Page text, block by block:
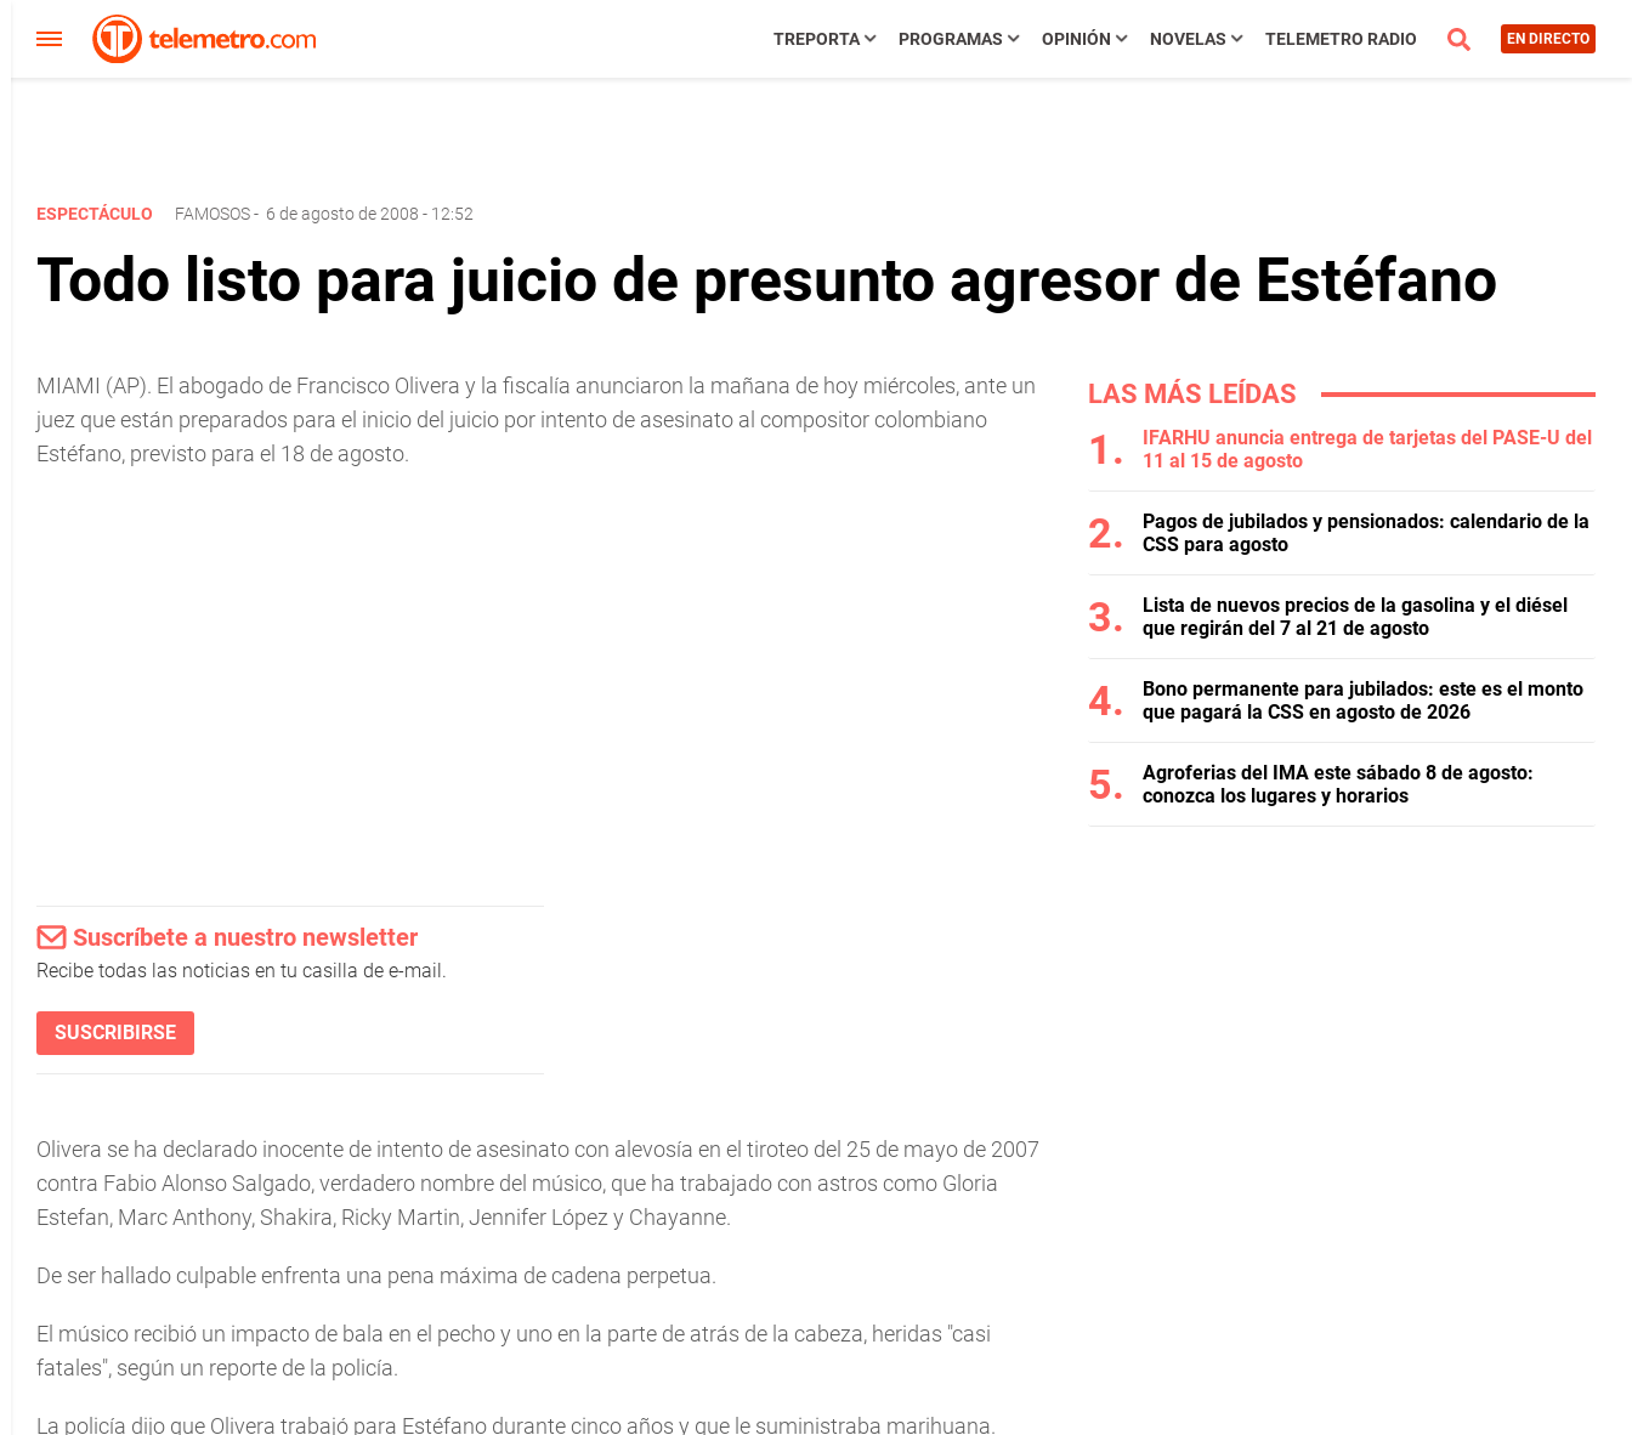
TREPORTA PROGRAMAS OPINIÓN NOVELAS TELEMETRO RADIO EN DIRECTO
ESPECTÁCULO FAMOSOS- 6 de agosto de 2008 - 12:52
Todo listo para juicio de presunto agresor de Estéfano
MIAMI (AP). El abogado de Francisco Olivera y la fiscalía anunciaron la mañana de hoy miércoles, ante un
juez que están preparados para el inicio del juicio por intento de asesinato al compositor colombiano
Estéfano, previsto para el 18 de agosto.
Suscríbete a nuestro newsletter
Recibe todas las noticias en tu casilla de e-mail.
SUSCRIBIRSE
Olivera se ha declarado inocente de intento de asesinato con alevosía en el tiroteo del 25 de mayo de 2007
contra Fabio Alonso Salgado, verdadero nombre del músico, que ha trabajado con astros como Gloria
Estefan, Marc Anthony, Shakira, Ricky Martin, Jennifer López y Chayanne.
De ser hallado culpable enfrenta una pena máxima de cadena perpetua.
El músico recibió un impacto de bala en el pecho y uno en la parte de atrás de la cabeza, heridas "casi
fatales", según un reporte de la policía.
La policía dijo que Olivera trabajó para Estéfano durante cinco años y que le suministraba marihuana.
LAS MÁS LEÍDAS
IFARHU anuncia entrega de tarjetas del PASE-U del
11 al 15 de agosto
Pagos de jubilados y pensionados: calendario de la
CSS para agosto
Lista de nuevos precios de la gasolina y el diésel
que regirán del 7 al 21 de agosto
Bono permanente para jubilados: este es el monto
que pagará la CSS en agosto de 2026
Agroferias del IMA este sábado 8 de agosto:
conozca los lugares y horarios